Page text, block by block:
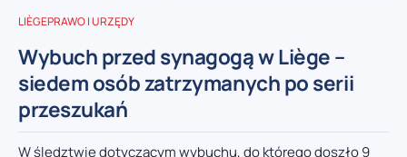
LIÈGEPRAWO I URZĘDY
Wybuch przed synagogą w Liège –
siedem osób zatrzymanych po serii
przeszukań
W śledztwie dotyczącym wybuchu, do którego doszło 9